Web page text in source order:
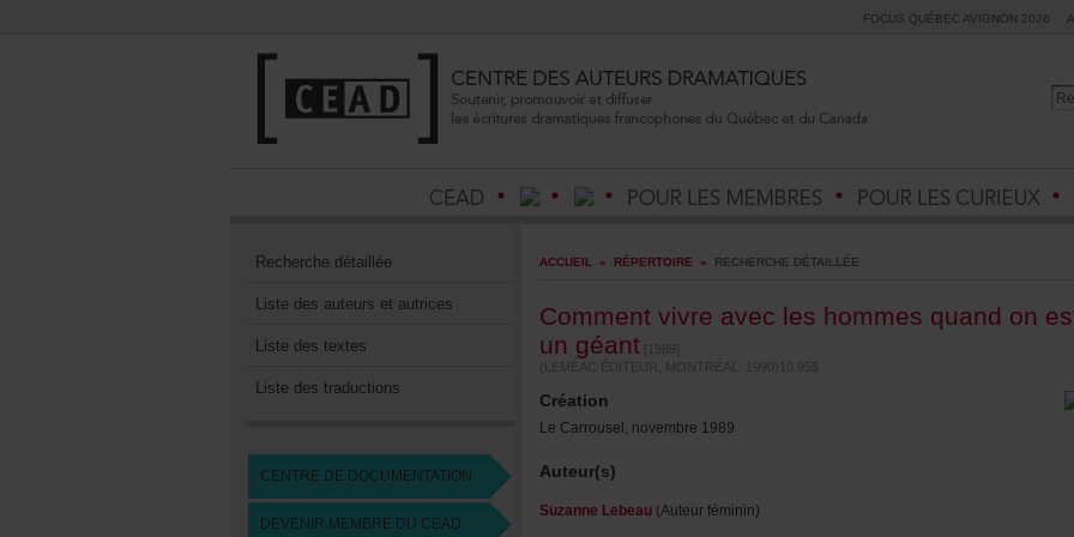
FOCUSQUÉBECAVIGNON2026
Recherchedétaillée
Listedesauteursetautrices
Listedestextes
Listedestraductions
CENTREDEDOCUMENTATION
DEVENIRMEMBREDUCEAD
ACCUEIL » RÉPERTOIRE » RECHERCHEDÉTAILLÉE
ungéant[1989]
(LEMÉACÉDITEUR,MONTRÉAL:1990)10.95$
Création
LeCarrousel,novembre1989
Auteur(s)
SuzanneLebeau(Auteurféminin)